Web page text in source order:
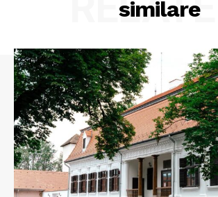
similare